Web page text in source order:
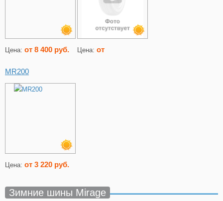
Цена: от 8 400 руб. Цена: от
MR200
Цена: от 3 220 руб.
Зимние шины Mirage